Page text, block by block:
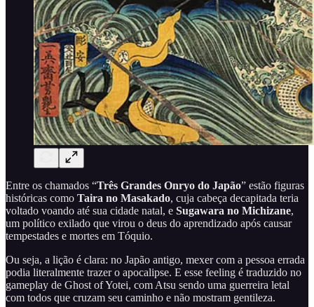
Entre os chamados “Três Grandes Onryo do Japão” estão figuras
históricas como Taira no Masakado, cuja cabeça decapitada teria
voltado voando até sua cidade natal, e Sugawara no Michizane,
um político exilado que virou o deus do aprendizado após causar
tempestades e mortes em Tóquio.
Ou seja, a lição é clara: no Japão antigo, mexer com a pessoa errada
podia literalmente trazer o apocalipse. E esse feeling é traduzido no
gameplay de Ghost of Yotei, com Atsu sendo uma guerreira letal
com todos que cruzam seu caminho e não mostram gentileza.